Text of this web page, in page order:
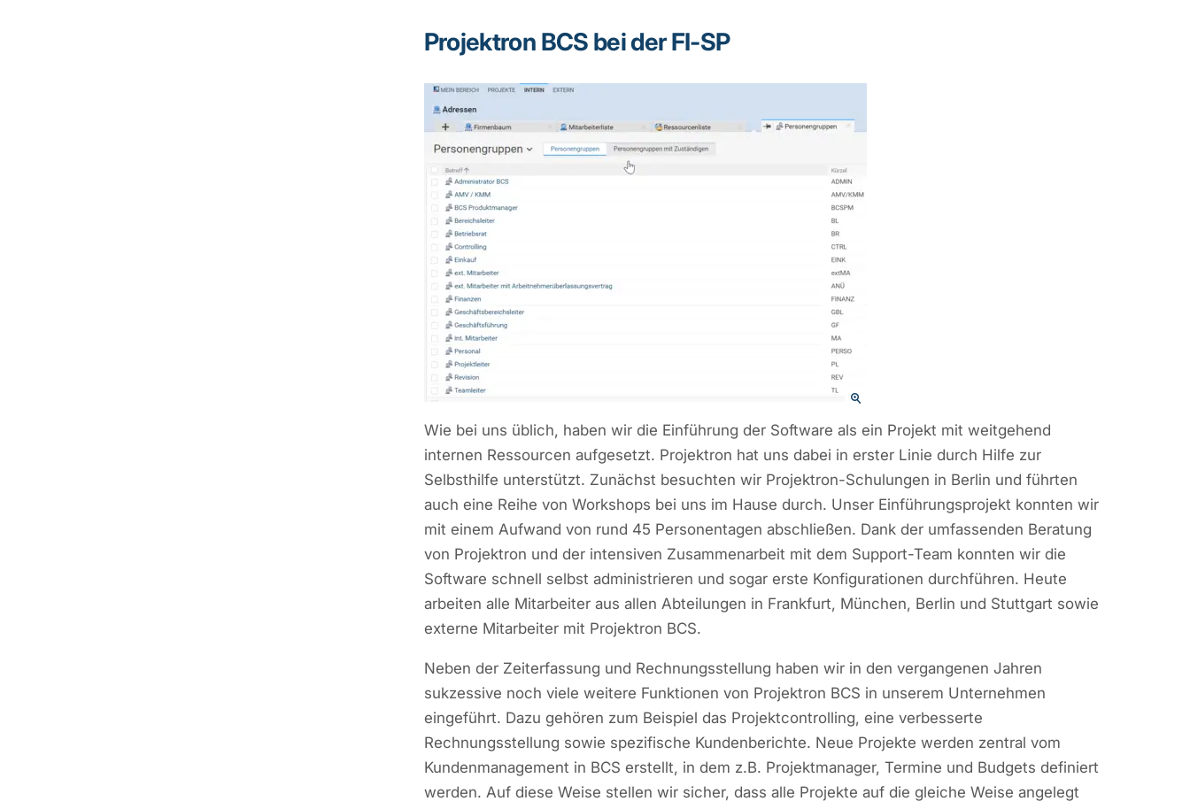
Projektron BCS bei der FI-SP
Wie bei uns üblich, haben wir die Einführung der Software als ein Projekt mit weitgehend
internen Ressourcen aufgesetzt. Projektron hat uns dabei in erster Linie durch Hilfe zur
Selbsthilfe unterstützt. Zunächst besuchten wir Projektron-Schulungen in Berlin und führten
auch eine Reihe von Workshops bei uns im Hause durch. Unser Einführungsprojekt konnten wir
mit einem Aufwand von rund 45 Personentagen abschließen. Dank der umfassenden Beratung
von Projektron und der intensiven Zusammenarbeit mit dem Support-Team konnten wir die
Software schnell selbst administrieren und sogar erste Konfigurationen durchführen. Heute
arbeiten alle Mitarbeiter aus allen Abteilungen in Frankfurt, München, Berlin und Stuttgart sowie
externe Mitarbeiter mit Projektron BCS.
Neben der Zeiterfassung und Rechnungsstellung haben wir in den vergangenen Jahren
sukzessive noch viele weitere Funktionen von Projektron BCS in unserem Unternehmen
eingeführt. Dazu gehören zum Beispiel das Projektcontrolling, eine verbesserte
Rechnungsstellung sowie spezifische Kundenberichte. Neue Projekte werden zentral vom
Kundenmanagement in BCS erstellt, in dem z.B. Projektmanager, Termine und Budgets definiert
werden. Auf diese Weise stellen wir sicher, dass alle Projekte auf die gleiche Weise angelegt